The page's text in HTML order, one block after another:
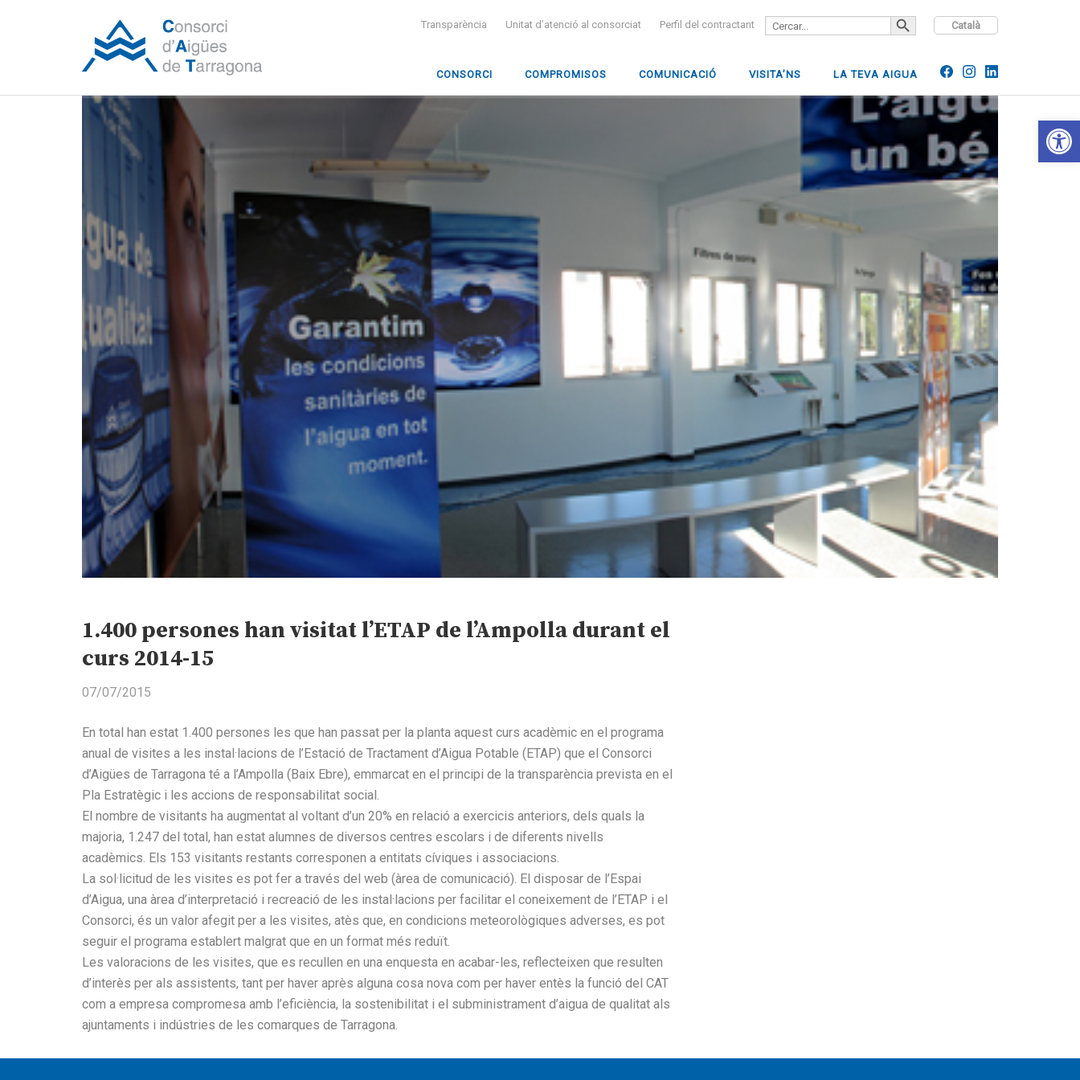
Català
Transparència Unitat d’atenció al consorciat Perfil del contractant
Search
for:
SEARCH BUTTON
CONSORCI COMPROMISOS COMUNICACIÓ VISITA’NS LA TEVA AIGUA
1.400 persones han visitat l’ETAP de l’Ampolla durant el
curs 2014-15
07/07/2015
En total han estat 1.400 persones les que han passat per la planta aquest curs acadèmic en el programa
anual de visites a les instal·lacions de l’Estació de Tractament d’Aigua Potable (ETAP) que el Consorci
d’Aigües de Tarragona té a l’Ampolla (Baix Ebre), emmarcat en el principi de la transparència prevista en el
Pla Estratègic i les accions de responsabilitat social.
El nombre de visitants ha augmentat al voltant d’un 20% en relació a exercicis anteriors, dels quals la
majoria, 1.247 del total, han estat alumnes de diversos centres escolars i de diferents nivells
acadèmics. Els 153 visitants restants corresponen a entitats cíviques i associacions.
La sol·licitud de les visites es pot fer a través del web (àrea de comunicació). El disposar de l’Espai
d’Aigua, una àrea d’interpretació i recreació de les instal·lacions per facilitar el coneixement de l’ETAP i el
Consorci, és un valor afegit per a les visites, atès que, en condicions meteorològiques adverses, es pot
seguir el programa establert malgrat que en un format més reduït.
Les valoracions de les visites, que es recullen en una enquesta en acabar-les, reflecteixen que resulten
d’interès per als assistents, tant per haver après alguna cosa nova com per haver entès la funció del CAT
com a empresa compromesa amb l’eficiència, la sostenibilitat i el subministrament d’aigua de qualitat als
ajuntaments i indústries de les comarques de Tarragona.